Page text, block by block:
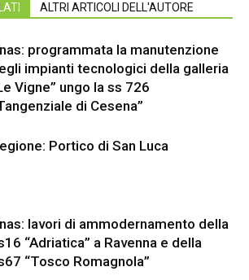
ALTRI ARTICOLI DELL'AUTORE
programmata la manutenzione
impianti tecnologici della galleria
Vigne” ungo la ss 726
di Cesena”
Portico di San Luca
lavori di ammodernamento della
“Adriatica” a Ravenna e della
“Tosco Romagnola”